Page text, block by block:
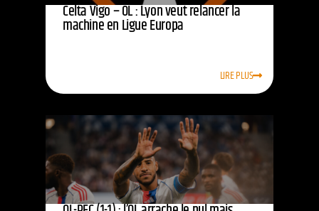
Celta Vigo – OL : Lyon veut relancer la
machine en Ligue Europa
LIRE PLUS